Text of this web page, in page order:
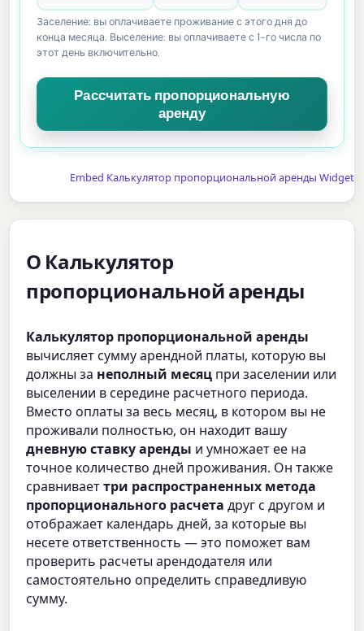
Заселение: вы оплачиваете проживание с этого дня до
конца месяца. Выселение: вы оплачиваете с 1-го числа по
этот день включительно.
Embed Калькулятор пропорциональной аренды Widget
О Калькулятор
пропорциональной аренды
Калькулятор пропорциональной аренды
вычисляет сумму арендной платы, которую вы
должны за неполный месяц при заселении или
выселении в середине расчетного периода.
Вместо оплаты за весь месяц, в котором вы не
проживали полностью, он находит вашу
дневную ставку аренды и умножает ее на
точное количество дней проживания. Он также
сравниваеттри распространенных метода
пропорционального расчета друг с другом и
отображает календарь дней, за которые вы
несете ответственность — это поможет вам
проверить расчеты арендодателя или
самостоятельно определить справедливую
сумму.